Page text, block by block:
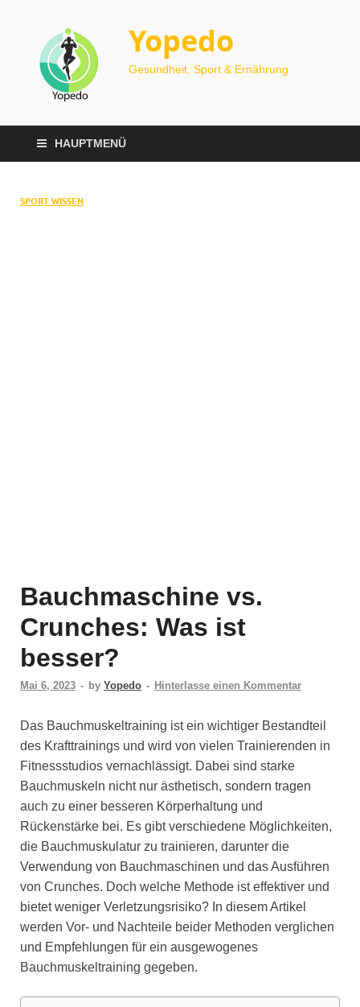
Yopedo
Gesundheit, Sport & Ernährung
HAUPTMENÜ
SPORT WISSEN
Bauchmaschine vs.
Crunches: Was ist
besser?
Mai 6, 2023 - by Yopedo - Hinterlasse einen Kommentar
Das Bauchmuskeltraining ist ein wichtiger Bestandteil
des Krafttrainings und wird von vielen Trainierenden in
Fitnessstudios vernachlässigt. Dabei sind starke
Bauchmuskeln nicht nur ästhetisch, sondern tragen
auch zu einer besseren Körperhaltung und
Rückenstärke bei. Es gibt verschiedene Möglichkeiten,
die Bauchmuskulatur zu trainieren, darunter die
Verwendung von Bauchmaschinen und das Ausführen
von Crunches. Doch welche Methode ist effektiver und
bietet weniger Verletzungsrisiko? In diesem Artikel
werden Vor- und Nachteile beider Methoden verglichen
und Empfehlungen für ein ausgewogenes
Bauchmuskeltraining gegeben.